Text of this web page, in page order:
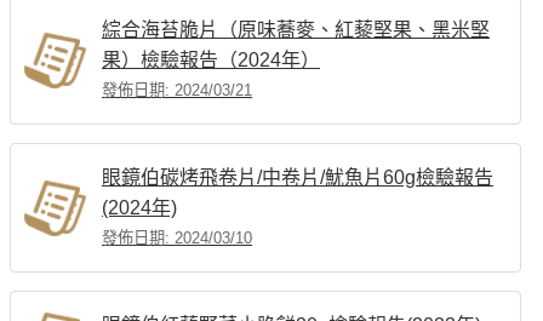
綜合海苔脆片（原味蕎麥、紅藜堅果、黑米堅
果）檢驗報告（2024年）
發佈日期: 2024/03/21
眼鏡伯碳烤飛卷片/中卷片/魷魚片60g檢驗報告
(2024年)
發佈日期: 2024/03/10